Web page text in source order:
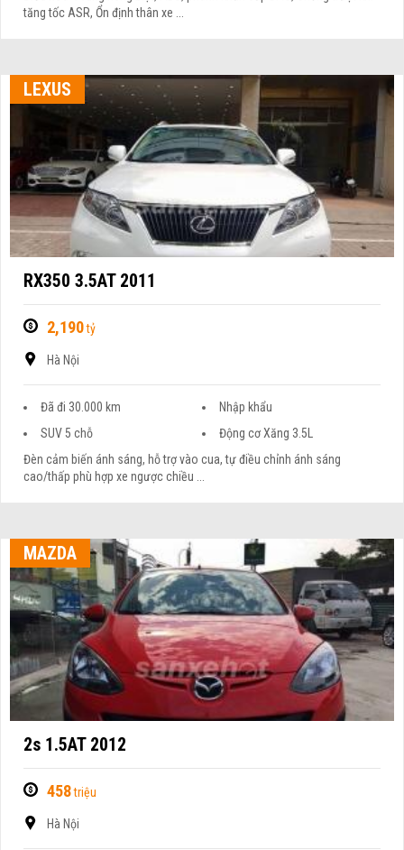
tăng tốc ASR, Ổn định thân xe ...
LEXUS
RX350 3.5AT 2011
2,190tỷ
Hà Nội
Đã đi 30.000 km
Nhập khẩu
SUV 5 chỗ
Động cơ Xăng 3.5L
Đèn cảm biến ánh sáng, hỗ trợ vào cua, tự điều chỉnh ánh sáng
cao/thấp phù hợp xe ngược chiều ...
MAZDA
2s 1.5AT 2012
458triệu
Hà Nội